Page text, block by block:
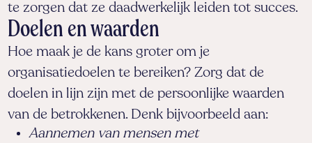
te zorgen dat ze daadwerkelijk leiden tot succes.
Doelen en waarden
Hoe maak je de kans groter om je
organisatiedoelen te bereiken? Zorg dat de
doelen in lijn zijn met de persoonlijke waarden
van de betrokkenen. Denk bijvoorbeeld aan:
Aannemen van mensen met